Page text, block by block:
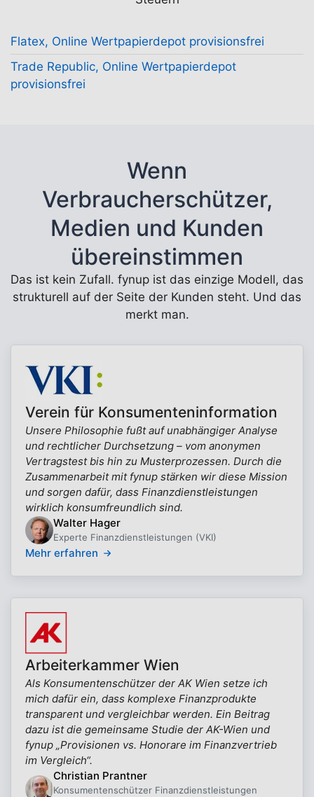
Flatex, Online Wertpapierdepot provisionsfrei
Trade Republic, Online Wertpapierdepot
provisionsfrei
Wenn
Verbraucherschützer,
Medien und Kunden
übereinstimmen
Das ist kein Zufall. fynup ist das einzige Modell, das
strukturell auf der Seite der Kunden steht. Und das
merkt man.
Verein für Konsumenteninformation
Unsere Philosophie fußt auf unabhängiger Analyse
und rechtlicher Durchsetzung – vom anonymen
Vertragstest bis hin zu Musterprozessen. Durch die
Zusammenarbeit mit fynup stärken wir diese Mission
und sorgen dafür, dass Finanzdienstleistungen
wirklich konsumfreundlich sind.
Walter Hager
Experte Finanzdienstleistungen (VKI)
Mehr erfahren
Arbeiterkammer Wien
Als Konsumentenschützer der AK Wien setze ich
mich dafür ein, dass komplexe Finanzprodukte
transparent und vergleichbar werden. Ein Beitrag
dazu ist die gemeinsame Studie der AK-Wien und
fynup „Provisionen vs. Honorare im Finanzvertrieb
im Vergleich“.
Christian Prantner
Konsumentenschützer Finanzdienstleistungen